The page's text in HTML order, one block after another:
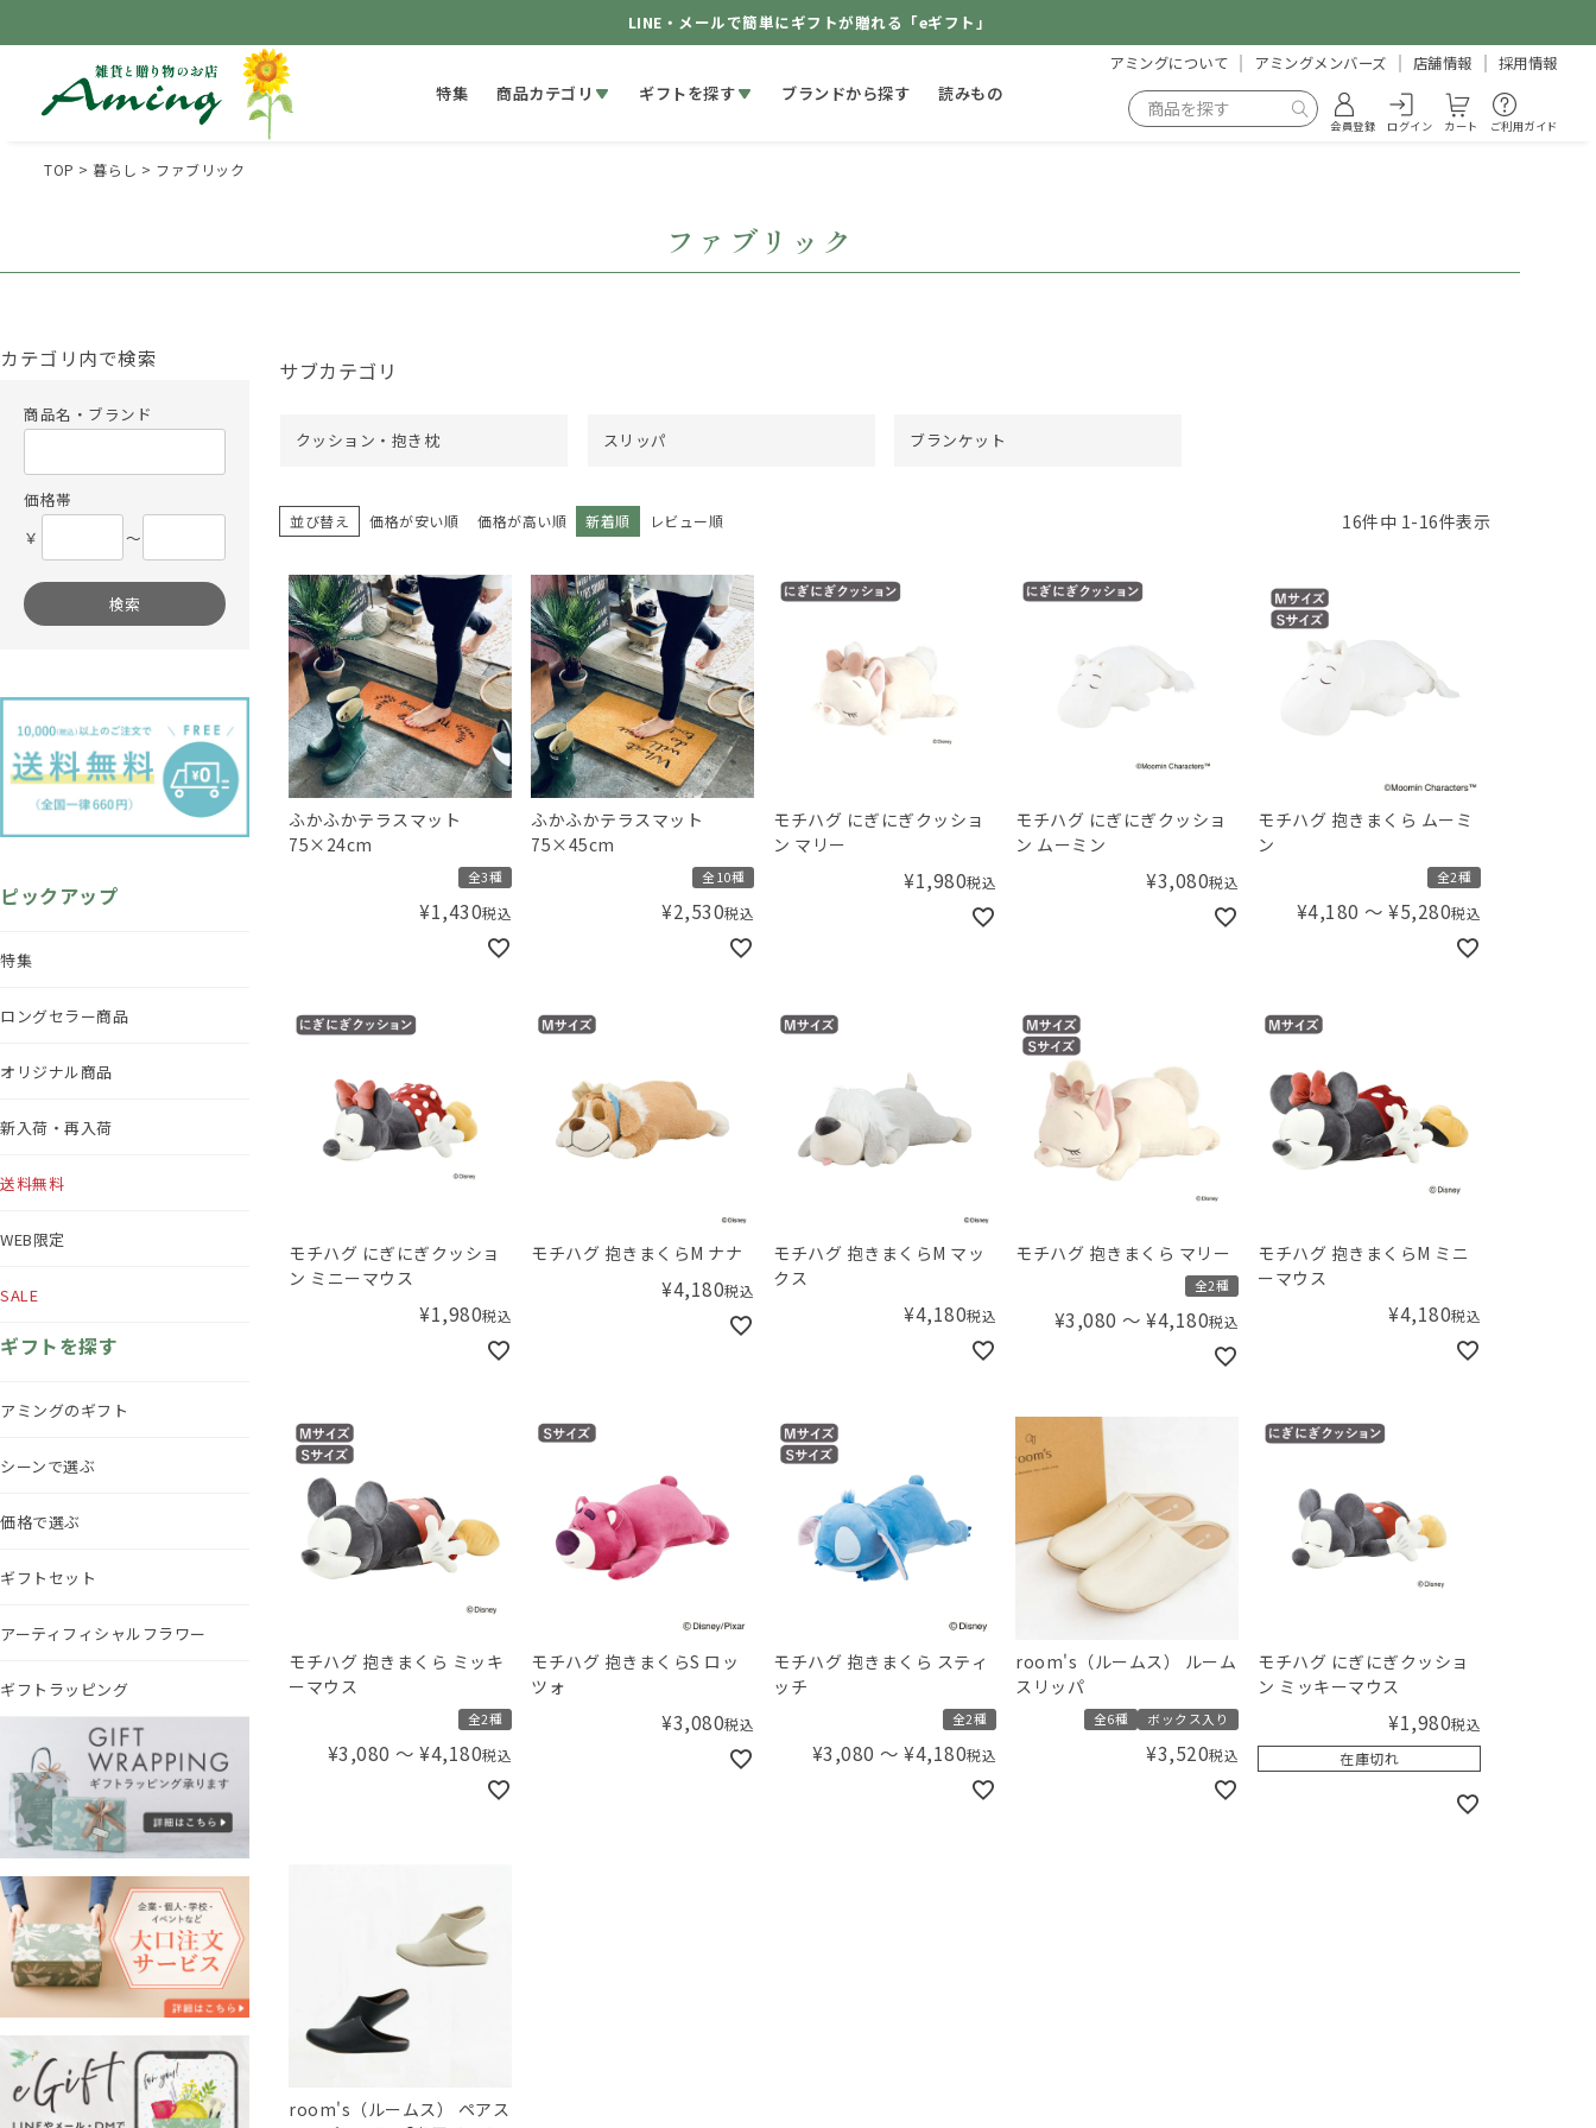
LINE・メールで簡単にギフトが贈れる「eギフト」
特集 商品カテゴリ ギフトを探す ブランドから探す 読みもの
アミングについて アミングメンバーズ 店舗情報 採用情報
会員登録 ログイン カート ご利用ガイド
TOP 暮らし ファブリック
ファブリック
カテゴリ内で検索
商品名・ブランド
価格帯
￥
〜
検索
ピックアップ
特集
ロングセラー商品
オリジナル商品
新入荷・再入荷
送料無料
WEB限定
SALE
ギフトを探す
アミングのギフト
シーンで選ぶ
価格で選ぶ
ギフトセット
アーティフィシャルフラワー
ギフトラッピング
サブカテゴリ
クッション・抱き枕 スリッパ ブランケット
並び替え 価格が安い順 価格が高い順 新着順 レビュー順 16件中 1-16件表示
ふかふかテラスマット
75×24cm
全3種
¥1,430税込
ふかふかテラスマット
75×45cm
全10種
¥2,530税込
モチハグ にぎにぎクッショ
ン マリー
¥1,980税込
モチハグ にぎにぎクッショ
ン ムーミン
¥3,080税込
モチハグ 抱きまくら ムーミ
ン
全2種
¥4,180 〜 ¥5,280税込
モチハグ にぎにぎクッショ
ン ミニーマウス
¥1,980税込
モチハグ 抱きまくらM ナナ
¥4,180税込
モチハグ 抱きまくらM マッ
クス
¥4,180税込
モチハグ 抱きまくら マリー
全2種
¥3,080 〜 ¥4,180税込
モチハグ 抱きまくらM ミニ
ーマウス
¥4,180税込
モチハグ 抱きまくら ミッキ
ーマウス
全2種
¥3,080 〜 ¥4,180税込
モチハグ 抱きまくらS ロッ
ツォ
¥3,080税込
モチハグ 抱きまくら スティ
ッチ
全2種
¥3,080 〜 ¥4,180税込
room's（ルームス） ルーム
スリッパ
全6種 ボックス入り
¥3,520税込
モチハグ にぎにぎクッショ
ン ミッキーマウス
¥1,980税込
在庫切れ
room's（ルームス） ペアス